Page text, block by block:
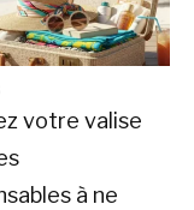
votre valise
à ne